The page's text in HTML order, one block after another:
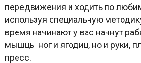
передвижения и ходить по
используя специальную
время начинают у вас начнут
мышцы ног и ягодиц, но и руки,
пресс.